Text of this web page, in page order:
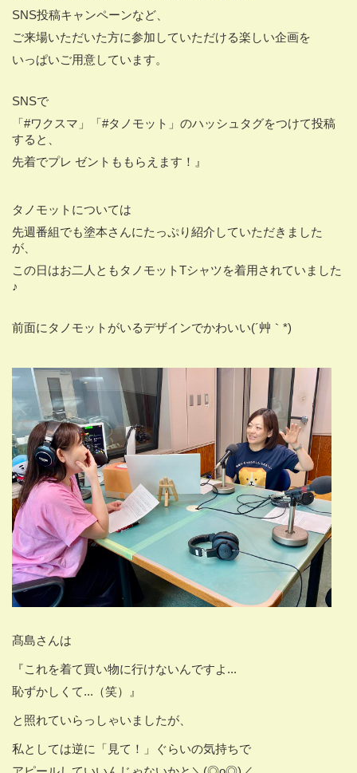
SNS投稿キャンペーンなど、
ご来場いただいた方に参加していただける楽しい企画を
いっぱいご用意しています。
SNSで
「#ワクスマ」「#タノモット」のハッシュタグをつけて投稿
すると、
先着でプレ ゼントももらえます！』
タノモットについては
先週番組でも塗本さんにたっぷり紹介していただきました
が、
この日はお二人ともタノモットTシャツを着用されていました
♪
前面にタノモットがいるデザインでかわいい(´艸｀*)
髙島さんは
『これを着て買い物に行けないんですよ...
恥ずかしくて...（笑）』
と照れていらっしゃいましたが、
私としては逆に「見て！」ぐらいの気持ちで